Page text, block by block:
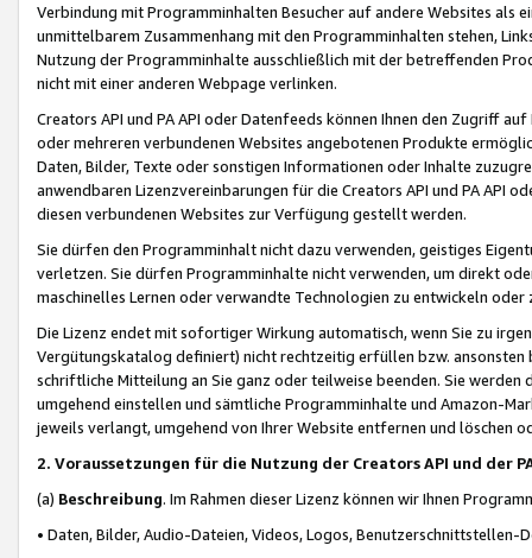
Verbindung mit Programminhalten Besucher auf andere Websites als
unmittelbarem Zusammenhang mit den Programminhalten stehen,
Nutzung der Programminhalte ausschließlich mit der betreffenden
nicht mit einer anderen Webpage verlinken.
Creators API und PA API oder Datenfeeds können Ihnen den Zugriff
oder mehreren verbundenen Websites angebotenen Produkte
Daten, Bilder, Texte oder sonstigen Informationen oder Inhalte
anwendbaren Lizenzvereinbarungen für die Creators API und PA API
diesen verbundenen Websites zur Verfügung gestellt werden.
Sie dürfen den Programminhalt nicht dazu verwenden, geistiges
verletzen. Sie dürfen Programminhalte nicht verwenden, um direkt
maschinelles Lernen oder verwandte Technologien zu entwickeln
Die Lizenz endet mit sofortiger Wirkung automatisch, wenn Sie zu
Vergütungskatalog definiert) nicht rechtzeitig erfüllen bzw. ansonsten
schriftliche Mitteilung an Sie ganz oder teilweise beenden. Sie werden
umgehend einstellen und sämtliche Programminhalte und Amazon-
jeweils verlangt, umgehend von Ihrer Website entfernen und löschen
2. Voraussetzungen für die Nutzung der Creators API und der
(a) Beschreibung. Im Rahmen dieser Lizenz können wir Ihnen
• Daten, Bilder, Audio-Dateien, Videos, Logos, Benutzerschnittstellen-